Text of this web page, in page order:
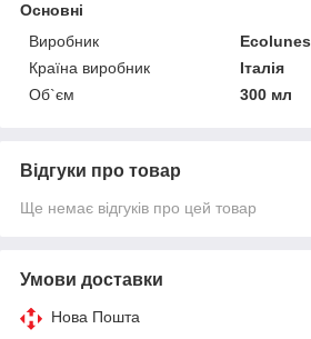
Основні
Виробник
Ecolunes
Країна виробник
Італія
Об`єм
300 мл
Відгуки про товар
Ще немає відгуків про цей товар
Умови доставки
Нова Пошта